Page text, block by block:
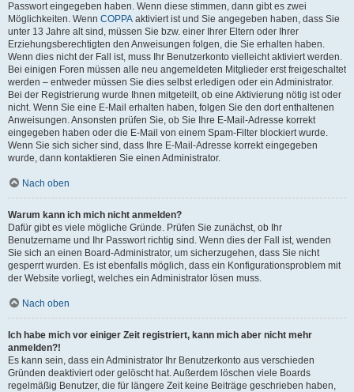
Passwort eingegeben haben. Wenn diese stimmen, dann gibt es zwei
Möglichkeiten. Wenn COPPA aktiviert ist und Sie angegeben haben, dass Sie
unter 13 Jahre alt sind, müssen Sie bzw. einer Ihrer Eltern oder Ihrer
Erziehungsberechtigten den Anweisungen folgen, die Sie erhalten haben.
Wenn dies nicht der Fall ist, muss Ihr Benutzerkonto vielleicht aktiviert werden.
Bei einigen Foren müssen alle neu angemeldeten Mitglieder erst freigeschaltet
werden – entweder müssen Sie dies selbst erledigen oder ein Administrator.
Bei der Registrierung wurde Ihnen mitgeteilt, ob eine Aktivierung nötig ist oder
nicht. Wenn Sie eine E-Mail erhalten haben, folgen Sie den dort enthaltenen
Anweisungen. Ansonsten prüfen Sie, ob Sie Ihre E-Mail-Adresse korrekt
eingegeben haben oder die E-Mail von einem Spam-Filter blockiert wurde.
Wenn Sie sich sicher sind, dass Ihre E-Mail-Adresse korrekt eingegeben
wurde, dann kontaktieren Sie einen Administrator.
Nach oben
Warum kann ich mich nicht anmelden?
Dafür gibt es viele mögliche Gründe. Prüfen Sie zunächst, ob Ihr
Benutzername und Ihr Passwort richtig sind. Wenn dies der Fall ist, wenden
Sie sich an einen Board-Administrator, um sicherzugehen, dass Sie nicht
gesperrt wurden. Es ist ebenfalls möglich, dass ein Konfigurationsproblem mit
der Website vorliegt, welches ein Administrator lösen muss.
Nach oben
Ich habe mich vor einiger Zeit registriert, kann mich aber nicht mehr
anmelden?!
Es kann sein, dass ein Administrator Ihr Benutzerkonto aus verschieden
Gründen deaktiviert oder gelöscht hat. Außerdem löschen viele Boards
regelmäßig Benutzer, die für längere Zeit keine Beiträge geschrieben haben,